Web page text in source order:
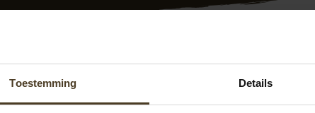
Toestemming Details
Hout beton schutting plaatsen Ieper? Dat doen we als